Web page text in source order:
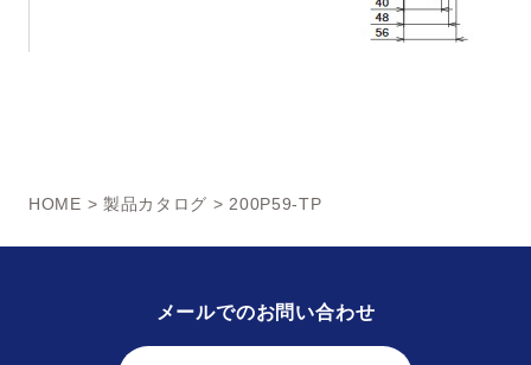
HOME > 製品カタログ > 200P59-TP
メールでのお問い合わせ